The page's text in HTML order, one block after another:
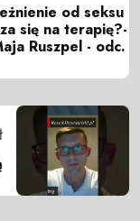
od seksu
się na terapię?-
Ruszpel - odc.